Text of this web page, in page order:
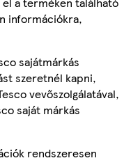
információkra,
sajátmárkás
szeretnél kapni,
vevőszolgálatával,
saját márkás
rendszeresen